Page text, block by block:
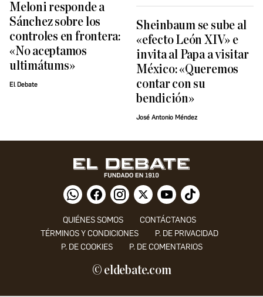
Meloni responde a
Sánchez sobre los
controles en frontera:
«No aceptamos
ultimátums»
El Debate
Sheinbaum se sube al
«efecto León XIV» e
invita al Papa a visitar
México: «Queremos
contar con su
bendición»
José Antonio Méndez
QUIÉNES SOMOS
CONTÁCTANOS
TÉRMINOS Y CONDICIONES
P. DE PRIVACIDAD
P. DE COOKIES
P. DE COMENTARIOS
© eldebate.com